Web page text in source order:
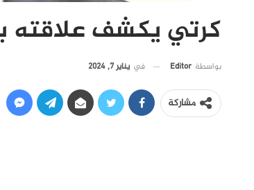
كرتي يكشف علاقته
بواسطة Editor في يناير 7, 2024
مشاركة